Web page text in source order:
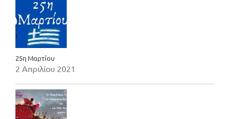
25η Μαρτίου
2 Απριλίου 2021